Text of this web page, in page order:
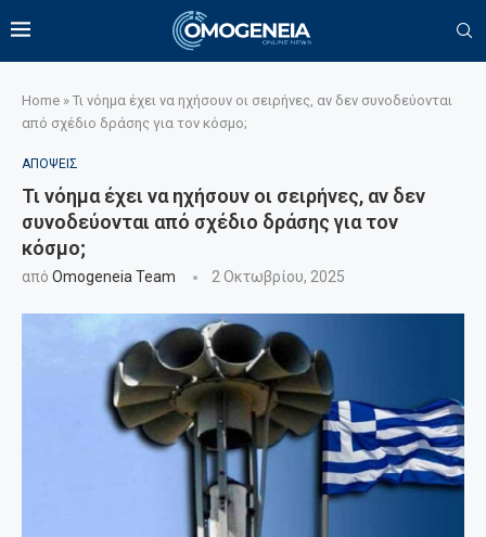
Home » Τι νόημα έχει να ηχήσουν οι σειρήνες, αν δεν συνοδεύονται
από σχέδιο δράσης για τον κόσμο;
ΑΠΟΨΕΙΣ
Τι νόημα έχει να ηχήσουν οι σειρήνες, αν δεν
συνοδεύονται από σχέδιο δράσης για τον
κόσμο;
από Omogeneia Team 2 Οκτωβρίου, 2025